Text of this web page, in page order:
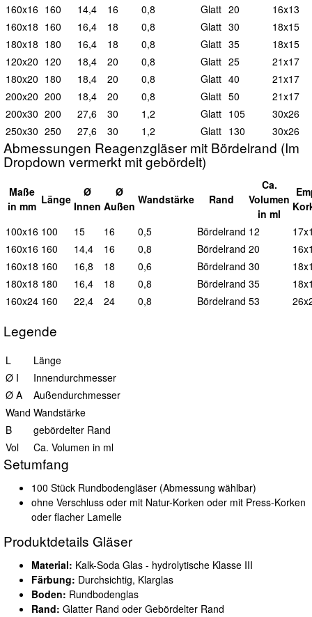
160x16 160 14,4 16 0,8 Glatt 20
16x13
160x18 160 16,4 18 0,8 Glatt 30
18x15
180x18 180 16,4 18 0,8 Glatt 35
18x15
120x20 120 18,4 20 0,8 Glatt 25
21x17
180x20 180 18,4 20 0,8 Glatt 40
21x17
200x20 200 18,4 20 0,8 Glatt 50
21x17
200x30 200 27,6 30 1,2 Glatt 105
30x26
250x30 250 27,6 30 1,2 Glatt 130 30x26
Abmessungen Reagenzgläser mit Bördelrand (Im
Dropdown vermerkt mit gebördelt)
Maße
in mm Länge
Ø
Innen
Ø
Außen Wandstärke Rand
Ca.
Volumen
in ml
100x16 100 15 16 0,5 Bördelrand 12
160x16 160 14,4 16 0,8 Bördelrand 20
160x18 160 16,8 18 0,6 Bördelrand 30
180x18 180 16,4 18 0,8 Bördelrand 35
160x24 160 22,4 24 0,8 Bördelrand 53
Legende
L
Länge
Ø I
Innendurchmesser
Ø A
Außendurchmesser
Wand Wandstärke
B
gebördelter Rand
Vol
Ca. Volumen in ml
Setumfang
100 Stück Rundbodengläser (Abmessung wählbar)
ohne Verschluss oder mit Natur-Korken oder mit Press-Korken
oder flacher Lamelle
Produktdetails Gläser
Material: Kalk-Soda Glas - hydrolytische Klasse III
Färbung: Durchsichtig, Klarglas
Boden: Rundbodenglas
Rand: Glatter Rand oder Gebördelter Rand